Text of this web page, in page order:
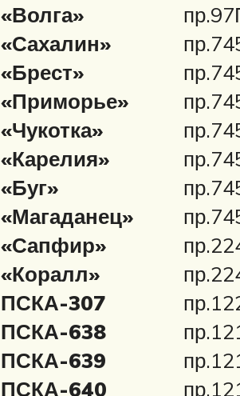
«Волга»
«Сахалин»
«Брест»
«Приморье»
«Чукотка»
«Карелия»
«Буг»
«Магаданец»
«Сапфир»
«Коралл»
ПСКА-307
ПСКА-638
ПСКА-639
ПСКА-640